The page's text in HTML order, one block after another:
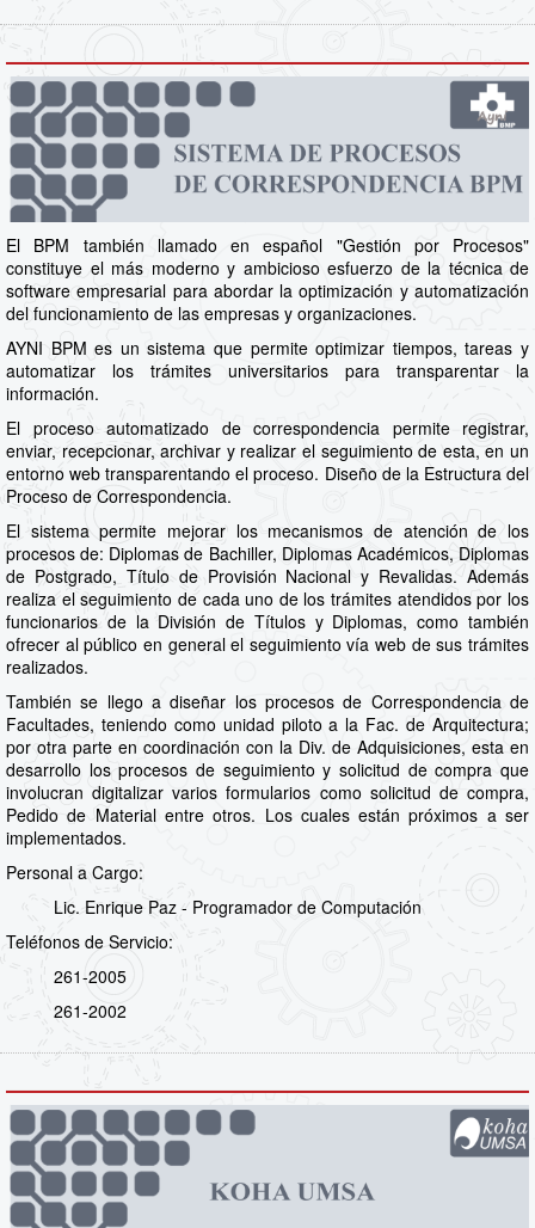
El BPM también llamado en español "Gestión por Procesos"
constituye el más moderno y ambicioso esfuerzo de la técnica de
software empresarial para abordar la optimización y automatización
del funcionamiento de las empresas y organizaciones.
AYNI BPM es un sistema que permite optimizar tiempos, tareas y
automatizar los trámites universitarios para transparentar la
información.
El proceso automatizado de correspondencia permite registrar,
enviar, recepcionar, archivar y realizar el seguimiento de esta, en un
entorno web transparentando el proceso. Diseño de la Estructura del
Proceso de Correspondencia.
El sistema permite mejorar los mecanismos de atención de los
procesos de: Diplomas de Bachiller, Diplomas Académicos, Diplomas
de Postgrado, Título de Provisión Nacional y Revalidas. Además
realiza el seguimiento de cada uno de los trámites atendidos por los
funcionarios de la División de Títulos y Diplomas, como también
ofrecer al público en general el seguimiento vía web de sus trámites
realizados.
También se llego a diseñar los procesos de Correspondencia de
Facultades, teniendo como unidad piloto a la Fac. de Arquitectura;
por otra parte en coordinación con la Div. de Adquisiciones, esta en
desarrollo los procesos de seguimiento y solicitud de compra que
involucran digitalizar varios formularios como solicitud de compra,
Pedido de Material entre otros. Los cuales están próximos a ser
implementados.
Personal a Cargo:
Lic. Enrique Paz - Programador de Computación
Teléfonos de Servicio:
261-2005
261-2002